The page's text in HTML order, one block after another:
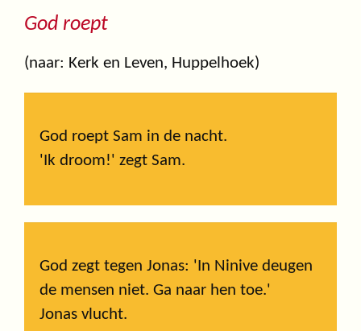
God roept
(naar: Kerk en Leven, Huppelhoek)
God roept Sam in de nacht.
'Ik droom!' zegt Sam.
God zegt tegen Jonas: 'In Ninive deugen
de mensen niet. Ga naar hen toe.'
Jonas vlucht.